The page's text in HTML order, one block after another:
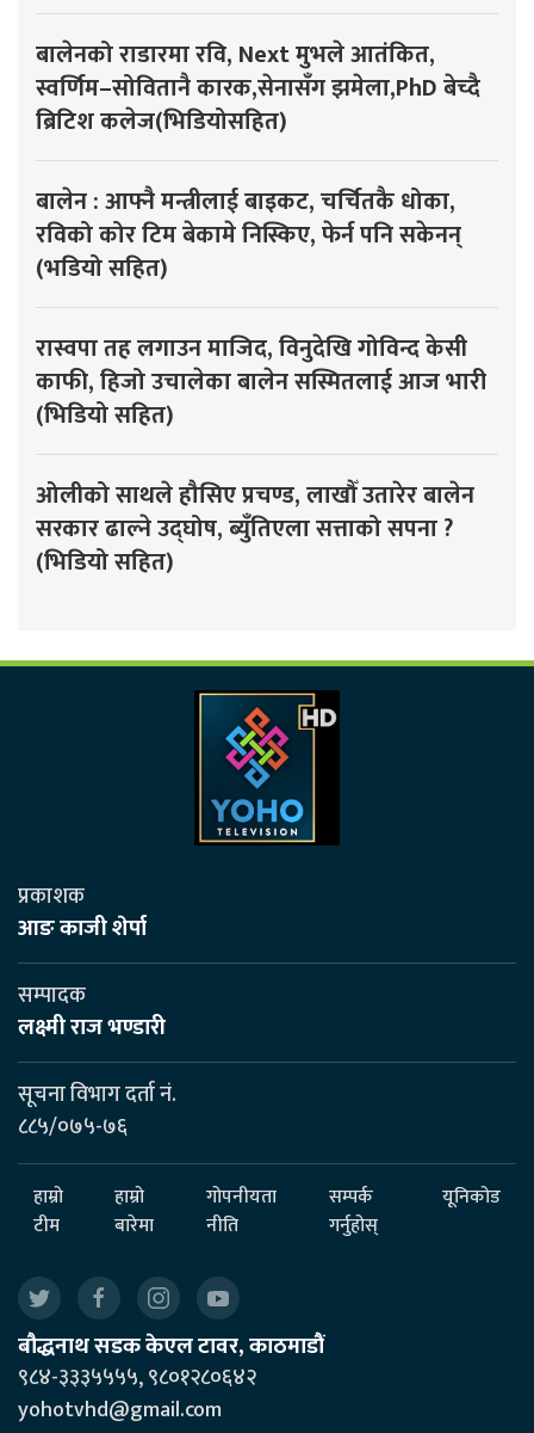
बालेनको राडारमा रवि, Next मुभले आतंकित,
स्वर्णिम–सोवितानै कारक,सेनासँग झमेला,PhD बेच्दै
ब्रिटिश कलेज(भिडियोसहित)
बालेन : आफ्नै मन्त्रीलाई बाइकट, चर्चितकै धोका,
रविको कोर टिम बेकामे निस्किए, फेर्न पनि सकेनन्
(भडियो सहित)
रास्वपा तह लगाउन माजिद, विनुदेखि गोविन्द केसी
काफी, हिजो उचालेका बालेन सस्मितलाई आज भारी
(भिडियो सहित)
ओलीको साथले हौसिए प्रचण्ड, लाखौँ उतारेर बालेन
सरकार ढाल्ने उद्घोष, ब्युँतिएला सत्ताको सपना ?
(भिडियो सहित)
प्रकाशक
आङ काजी शेर्पा
सम्पादक
लक्ष्मी राज भण्डारी
सूचना विभाग दर्ता नं.
८८५/०७५-७६
हाम्रो
टीम
हाम्रो
बारेमा
गोपनीयता
नीति
सम्पर्क
गर्नुहोस्
यूनिकोड
बौद्धनाथ सडक केएल टावर, काठमाडौं
९८४-३३३५५५५, ९८०१२८०६४२
yohotvhd@gmail.com